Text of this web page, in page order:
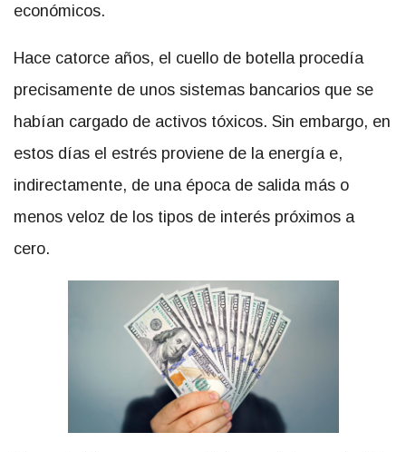
económicos.
Hace catorce años, el cuello de botella procedía
precisamente de unos sistemas bancarios que se
habían cargado de activos tóxicos. Sin embargo, en
estos días el estrés proviene de la energía e,
indirectamente, de una época de salida más o
menos veloz de los tipos de interés próximos a
cero.